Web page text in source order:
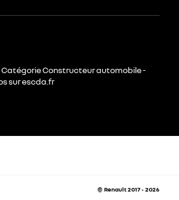
Constructeur automobile -
sur escda.fr
© Renault 2017 - 2026